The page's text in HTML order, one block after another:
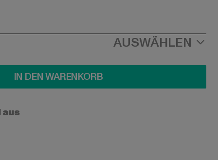
AUSWÄHLEN
IN DEN WARENKORB